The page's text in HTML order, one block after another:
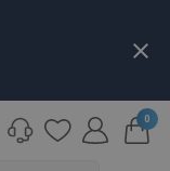
close
0